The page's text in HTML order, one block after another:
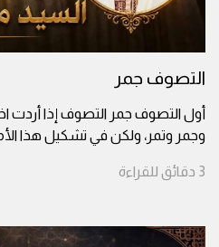
التصوف جمر
أول التصوف جمر التصوف إذا أردت
وجمر وتمر، ولكن في تشكيل هذا الأمر
3 دقائق للقراءة